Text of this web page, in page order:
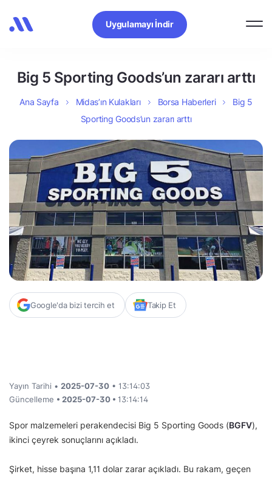
Uygulamayı İndir
Big 5 Sporting Goods’un zararı arttı
Ana Sayfa Midas’ın Kulakları Borsa Haberleri
Big 5
Sporting Goods’un zararı arttı
Google'da bizi tercih et Takip Et
Yayın Tarihi • 2025-07-30 • 13:14:03
Güncelleme • 2025-07-30 • 13:14:14
Spor malzemeleri perakendecisi Big 5 Sporting Goods (BGFV),
ikinci çeyrek sonuçlarını açıkladı.
Şirket, hisse başına 1,11 dolar zarar açıkladı. Bu rakam, geçen